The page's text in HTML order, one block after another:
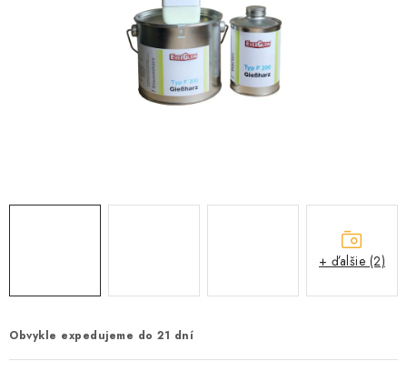
Obvykle expedujeme do 21 dní
+ ďalšie (2)